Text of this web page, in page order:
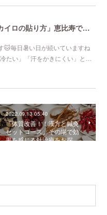
「代謝アップならここ！効果的なカイロの貼り方」恵比寿で口コミNo 1美容鍼灸ならmeilong
🐱毎日暑い日が続いていますね
たい」「汗をかきにくい」と…
2022.09.13 05:40
「体質改善！！漢方と鍼灸
セットコース」その場で効
果を感じる針治療をお探…